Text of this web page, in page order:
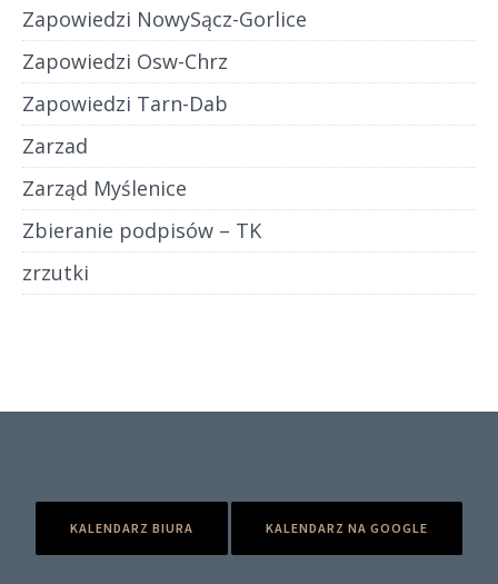
Zapowiedzi NowySącz-Gorlice
Zapowiedzi Osw-Chrz
Zapowiedzi Tarn-Dab
Zarzad
Zarząd Myślenice
Zbieranie podpisów – TK
zrzutki
KALENDARZ BIURA KALENDARZ NA GOOGLE